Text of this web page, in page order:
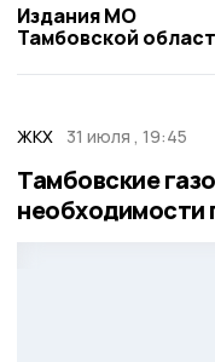
Издания МО
Тамбовской
ЖКХ 31 июля , 19:45
Тамбовские
необходимости